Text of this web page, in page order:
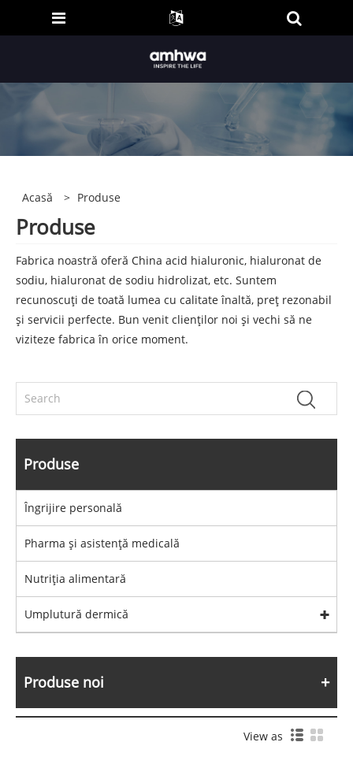
Acasă > Produse
Produse
Fabrica noastră oferă China acid hialuronic, hialuronat de
sodiu, hialuronat de sodiu hidrolizat, etc. Suntem
recunoscuți de toată lumea cu calitate înaltă, preț rezonabil
și servicii perfecte. Bun venit clienților noi și vechi să ne
viziteze fabrica în orice moment.
Produse
Îngrijire personală
Pharma și asistență medicală
Nutriția alimentară
Umplutură dermică
Produse noi
View as